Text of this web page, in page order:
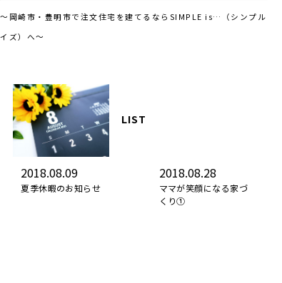
～岡崎市・豊明市で注文住宅を建てるならSIMPLE is…（シンプル
イズ）へ～
2018.08.09
夏季休暇のお知らせ
2018.08.28
ママが笑顔になる家づ
くり①
LIST